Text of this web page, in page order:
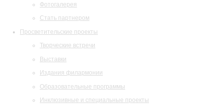
Фотогалерея
Стать партнером
Просветительские проекты
Творческие встречи
Выставки
Издания филармонии
Образовательные программы
Инклюзивные и специальные проекты